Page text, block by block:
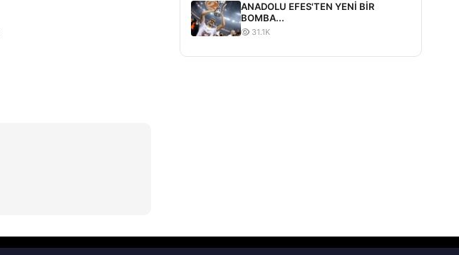
ANADOLU EFES'TEN YENİ BİR
BOMBA...
31.1K